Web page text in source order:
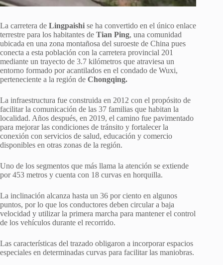
La carretera de Lingpaishi se ha convertido en el único enlace
terrestre para los habitantes de Tian Ping, una comunidad
ubicada en una zona montañosa del suroeste de China pues
conecta a esta población con la carretera provincial 201
mediante un trayecto de 3.7 kilómetros que atraviesa un
entorno formado por acantilados en el condado de Wuxi,
perteneciente a la región de Chongqing.
La infraestructura fue construida en 2012 con el propósito de
facilitar la comunicación de las 37 familias que habitan la
localidad. Años después, en 2019, el camino fue pavimentado
para mejorar las condiciones de tránsito y fortalecer la
conexión con servicios de salud, educación y comercio
disponibles en otras zonas de la región.
Uno de los segmentos que más llama la atención se extiende
por 453 metros y cuenta con 18 curvas en horquilla.
La inclinación alcanza hasta un 36 por ciento en algunos
puntos, por lo que los conductores deben circular a baja
velocidad y utilizar la primera marcha para mantener el control
de los vehículos durante el recorrido.
Las características del trazado obligaron a incorporar espacios
especiales en determinadas curvas para facilitar las maniobras.